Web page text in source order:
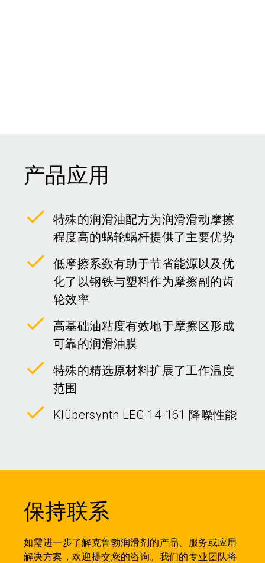
产品应用
特殊的润滑油配方为润滑滑动摩擦
程度高的蜗轮蜗杆提供了主要优势
低摩擦系数有助于节省能源以及优
化了以钢铁与塑料作为摩擦副的齿
轮效率
高基础油粘度有效地于摩擦区形成
可靠的润滑油膜
特殊的精选原材料扩展了工作温度
范围
Klübersynth LEG 14-161 降噪性能
保持联系
如需进一步了解克鲁勃润滑剂的产品、服务或应用
解决方案，欢迎提交您的咨询。我们的专业团队将